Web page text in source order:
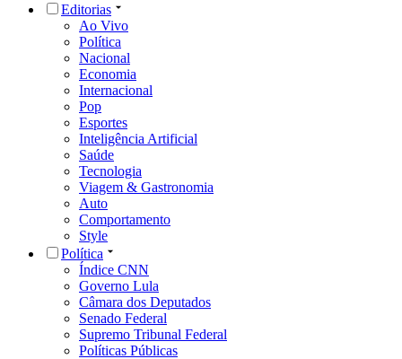
Editorias
Ao Vivo
Política
Nacional
Economia
Internacional
Pop
Esportes
Inteligência Artificial
Saúde
Tecnologia
Viagem & Gastronomia
Auto
Comportamento
Style
Política
Índice CNN
Governo Lula
Câmara dos Deputados
Senado Federal
Supremo Tribunal Federal
Políticas Públicas